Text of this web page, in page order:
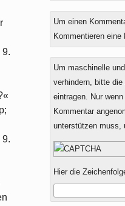
Um einen
Kommentieren
Um maschinelle
verhindern, bitte
eintragen. Nur
Kommentar
unterstützen muss,
Hier die
9.
9.